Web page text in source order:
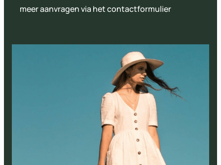
meer aanvragen via het contactformulier